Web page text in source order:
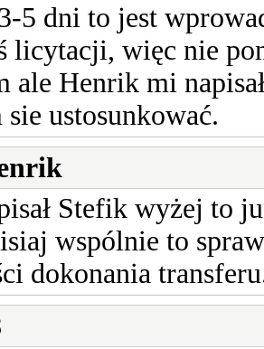
5 dni to jest
licytacji, więc nie
ale Henrik mi
sie ustosunkować.
Stefik wyżej to
wspólnie to
dokonania